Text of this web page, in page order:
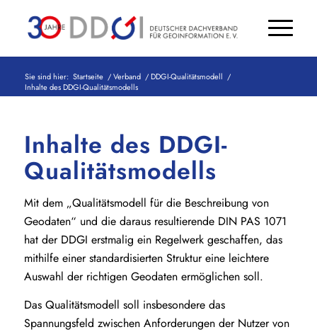
Sie sind hier: Startseite /Verband /DDGI-Qualitätsmodell /
Inhalte des DDGI-Qualitätsmodells
Inhalte des DDGI-
Qualitätsmodells
Mit dem „Qualitätsmodell für die Beschreibung von
Geodaten“ und die daraus resultierende DIN PAS 1071
hat der DDGI erstmalig ein Regelwerk geschaffen, das
mithilfe einer standardisierten Struktur eine leichtere
Auswahl der richtigen Geodaten ermöglichen soll.
Das Qualitätsmodell soll insbesondere das
Spannungsfeld zwischen Anforderungen der Nutzer von